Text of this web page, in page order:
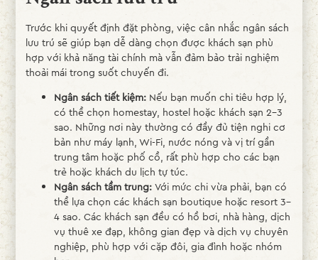
Trước khi quyết định đặt phòng, việc cân nhắc ngân sách
lưu trú sẽ giúp bạn dễ dàng chọn được khách sạn phù
hợp với khả năng tài chính mà vẫn đảm bảo trải nghiệm
thoải mái trong suốt chuyến đi.
Ngân sách tiết kiệm:Nếu bạn muốn chi tiêu hợp lý,
có thể chọn homestay, hostel hoặc khách sạn 2–3
sao. Những nơi này thường có đầy đủ tiện nghi cơ
bản như máy lạnh, Wi-Fi, nước nóng và vị trí gần
trung tâm hoặc phố cổ, rất phù hợp cho các bạn
trẻ hoặc khách du lịch tự túc.
Ngân sách tầm trung: Với mức chi vừa phải, bạn có
thể lựa chọn các khách sạn boutique hoặc resort 3–
4 sao. Các khách sạn đều có hồ bơi, nhà hàng, dịch
vụ thuê xe đạp, không gian đẹp và dịch vụ chuyên
nghiệp, phù hợp với cặp đôi, gia đình hoặc nhóm